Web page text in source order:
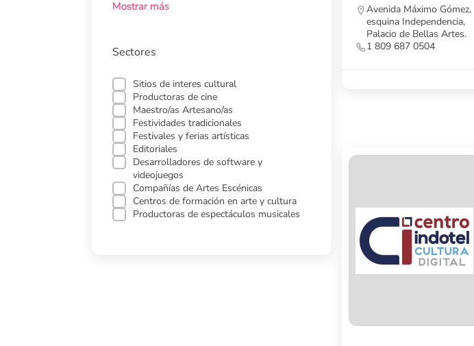
Mostrar más
Sectores
Sitios de interes cultural
Productoras de cine
Maestro/as Artesano/as
Festividades tradicionales
Festivales y ferias artísticas
Editoriales
Desarrolladores de software y
videojuegos
Compañías de Artes Escénicas
Centros de formación en arte y cultura
Productoras de espectáculos musicales
Avenida Máximo Gómez,
esquina Independencia,
Palacio de Bellas Artes.
1 809 687 0504